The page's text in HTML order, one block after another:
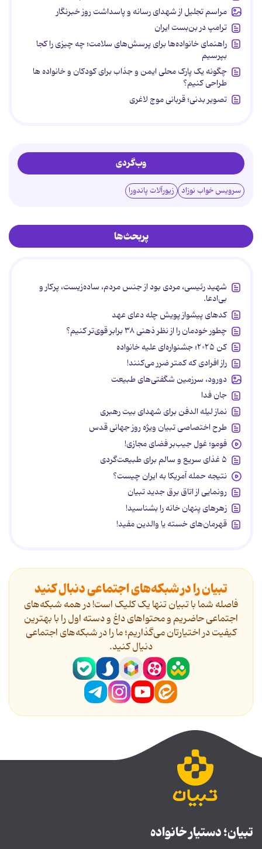
مراسم تجلیل از شهدای رسانه و پاسداشت روز خبرنگار
ترامپ در بن‌بست ایران
راهنمای خانواده‌ها برای پرسش‌های سلامت؛ چه چیزی را کجا
بپرسیم
چگونه یک پارک محلی ایمن و جذاب برای کودکان و خانواده ها
طراحی کنیم؟
تصویر بدنی؛ قربانی موج لاغری
وب‌گردی
سرویس خواب نوزاد زیورآلات پاندورا
پربحث‌ها
شهید رئیسی، مردی بود از جنس مردم، ساده‌زیست، پرکار و
بی‌ادعا.
کدهای پیشواز پویش چله دعای عهد
چطور خودمان را از نظر ذهنی ۳۸ برابر قوی‌تر کنیم؟
کن ۲۰۲۵؛ جشنواره‌ای علیه خانواده
راز افرادی که کمتر ضرر می‌کنند!
دورود، سرزمین شگفتی‌های طبیعت
جان فدا
نماز لیله الدفن برای شهدای بیت رهبری
طرح اختصاصی تبیان ویژه روز جهانی قدس
فومو؛ غول جیب‌بر فضای مجازی!
۵ غذای سریع و سالم برای طبیعت‌گردی
نتیجه حمله آمریکا به ایران چیست؟
رونمایی از اتاق برق جدید تبیان
زهرهای پنهان خانه را بشناسید!
قهرمان‌های خسته یا والدین مفید!
تبیان را در شبکه‌های اجتماعی دنبال کنید
فاصله شما با تبیان تنها یک کلیک است! در همه شبکه‌های
اجتماعی حاضریم و محتواهای داغ و دسته اول را با بهترین
کیفیت در اختیارتان می‌گذاریم؛ ما را در شبکه‌های اجتماعی
دنیال کنید.
تبیان؛ دستیار خانواده